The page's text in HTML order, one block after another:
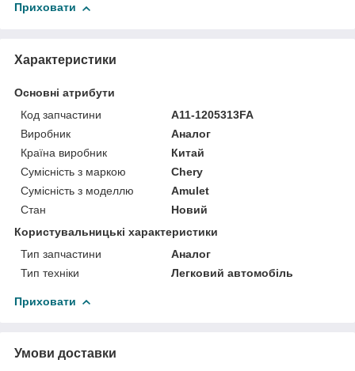
Приховати
Характеристики
Основні атрибути
Код запчастини
A11-1205313FA
Виробник
Аналог
Країна виробник
Китай
Сумісність з маркою
Chery
Сумісність з моделлю
Amulet
Стан
Новий
Користувальницькі характеристики
Тип запчастини
Аналог
Тип техніки
Легковий автомобіль
Приховати
Умови доставки